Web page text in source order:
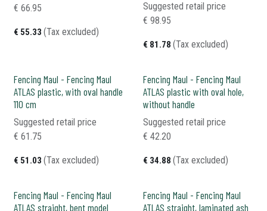
€ 55.33 (Tax excluded)
€ 66.95
€ 81.78 (Tax excluded)
Suggested retail price
€ 98.95
Fencing Maul - Fencing Maul
ATLAS plastic, with oval handle
110 cm
€ 51.03 (Tax excluded)
Suggested retail price
€ 61.75
Fencing Maul - Fencing Maul
ATLAS plastic with oval hole,
without handle
€ 34.88 (Tax excluded)
Suggested retail price
€ 42.20
Fencing Maul - Fencing Maul
ATLAS straight, bent model
Fencing Maul - Fencing Maul
ATLAS straight, laminated ash